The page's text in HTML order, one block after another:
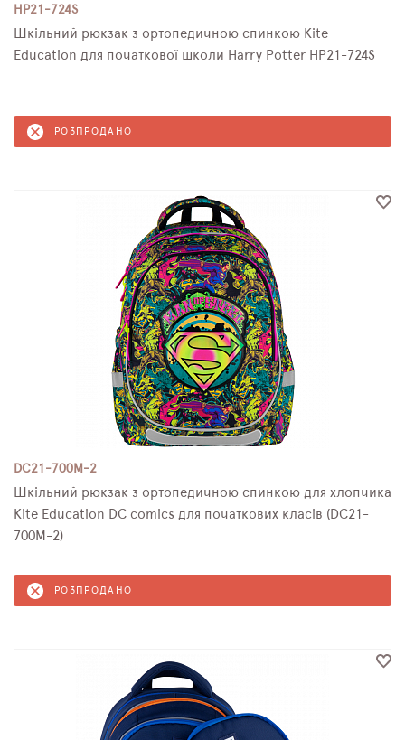
HP21-724S
Шкільний рюкзак з ортопедичною спинкою Kite
Education для початкової школи Harry Potter HP21-724S
РОЗПРОДАНО
DC21-700M-2
Шкільний рюкзак з ортопедичною спинкою для хлопчика
Kite Education DC comics для початкових класів (DC21-
700M-2)
РОЗПРОДАНО